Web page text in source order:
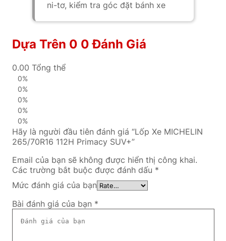
ni-tơ, kiểm tra góc đặt bánh xe
Dựa Trên 0 0 Đánh Giá
0.00 Tổng thể
0%
0%
0%
0%
0%
Hãy là người đầu tiên đánh giá “Lốp Xe MICHELIN
265/70R16 112H Primacy SUV+”
Email của bạn sẽ không được hiển thị công khai.
Các trường bắt buộc được đánh dấu *
Mức đánh giá của bạn
Bài đánh giá của bạn *